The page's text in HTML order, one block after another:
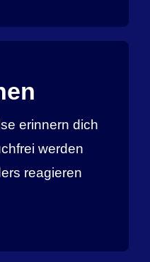
erinnern dich
werden
reagieren